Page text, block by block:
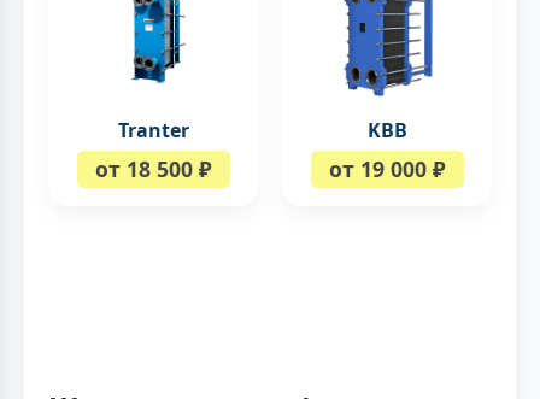
Tranter
от 18 500 ₽
KBB
от 19 000 ₽